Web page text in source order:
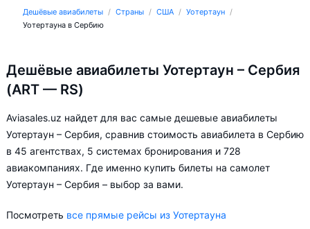
Дешёвые авиабилеты Страны США
Уотертаун
Уотертауна в Сербию
Дешёвые авиабилеты Уотертаун – Сербия
(ART — RS)
Aviasales.uz найдет для вас самые дешевые авиабилеты
Уотертаун – Сербия, сравнив стоимость авиабилета в Сербию
в 45 агентствах, 5 системах бронирования и 728
авиакомпаниях. Где именно купить билеты на самолет
Уотертаун – Сербия – выбор за вами.
Посмотреть все прямые рейсы из Уотертауна